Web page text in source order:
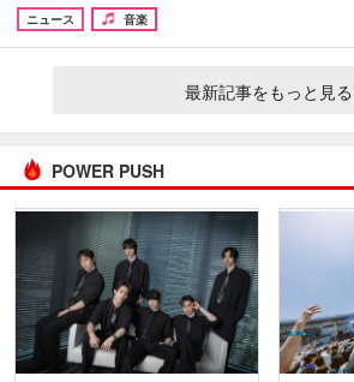
ニュース
音楽
最新記事をもっと見る
POWER PUSH